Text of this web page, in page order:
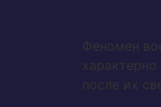
Феномен
после их